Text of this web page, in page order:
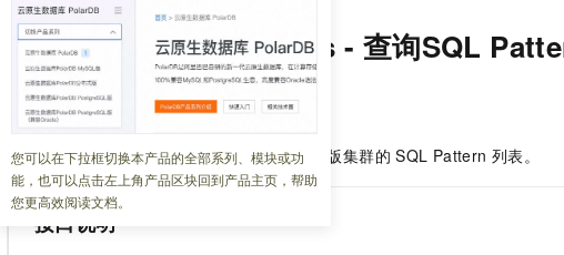
您可以在下拉框切换本产品的全部系列、模块或功
能，也可以点击左上角产品区块回到产品主页，帮助
您更高效阅读文档。
DescribeSQLPatterns - 查询SQL
更新时间：2026-05-08 10:00:53
查看指定日期内 AnalyticDB MySQL 湖仓版集群的 SQL Pattern 列表。
接口说明
大模型
文本生成
Qwen3.8-Max HOT
智能体时代全能旗舰模型
Qwen3.7-Plus
Kimi-K3 NEW
Kimi 最新旗舰模型，长程编程与推理利器
大模型服务与应用平台
千问大模型
多元化、高性能、安全可靠的大模型服务
无影云电脑
随时随地安全接入的云上超级电脑
云解析DNS
对象存储 OSS
一站式AI开发、训练和推理服务
Qoder CN
上传文档即自动完成翻译和格式还原
GLM-5.2：长任务时代开源旗舰模型
真正可用的 1M 上下文,一次完成代码全链路开发
Hermes Agent，打造自进化智能体
自主进化，持久记忆，越用越聪明
快速拥有专属 OpenClaw
即刻拥有 DeepSeek-V4-Pro
轻松解锁专属 DeepSeek-V4-Pro
Claude Code + GStack 打造工程团队
云服务器38元/年起，超值低价云产品抢先购
官方推荐返现计划
推荐新用户得奖励，单订单最高返9万
云工开物
高校专属算力普惠，学生认证享300元代金券
免费试用
阿里云 OPC 创新助力计划
至高百万元 Token 补贴，加速一人公司成长
Qwen3.8-Max 首发尝鲜，限时加量 10 倍，夜
千问办公，限时限量积分加倍
云上成本管理
管理和优化成本
价格优势
推动算力普惠，释放技术红利
多端小程序
Salesforce 国际版订阅
友盟天域
观测云
Tuya 物联网平台阿里云版
蓝凌 OA
身份实名认证
短信
OCR 文字识别
发票查验
咨询伙伴
销售伙伴合作计划
Salesforce On Alibaba Cloud
Consulting Partner 合作计划
AI 大模型销售与服务生态合作计划
产品生态伙伴工作台
售后服务
自助服务
工单服务
短信专区
企业增值服务台
服务实践
技术领先
稳定可靠
安全合规
分析师报告
研究报告与白皮书
云栖战略参考
云上的中国
看见新力量
金融模力时刻